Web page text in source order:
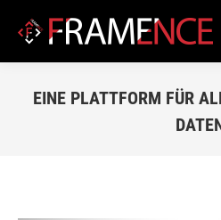
EINE PLATTFORM FÜR